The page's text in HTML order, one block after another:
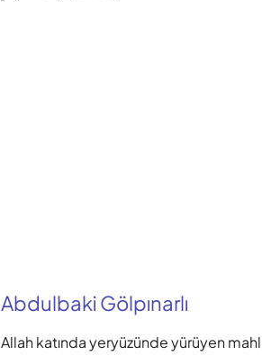
Abdulbaki Gölpınarlı
Allah katında yeryüzünde yürüyen